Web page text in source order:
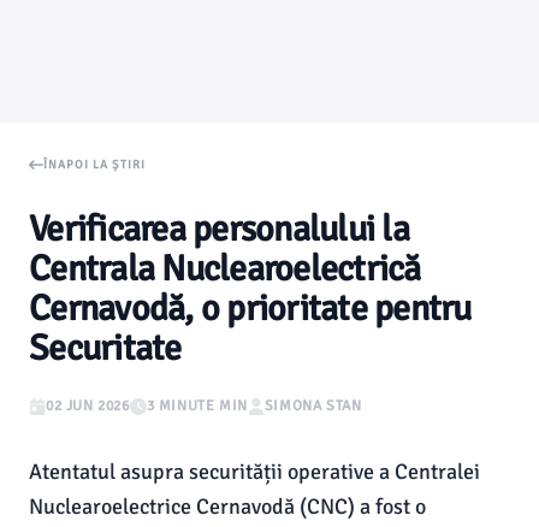
ÎNAPOI LA ȘTIRI
Verificarea personalului la
Centrala Nuclearoelectrică
Cernavodă, o prioritate pentru
Securitate
02 JUN 2026 3 MINUTE MIN SIMONA STAN
Atentatul asupra securității operative a Centralei
Nuclearoelectrice Cernavodă (CNC) a fost o